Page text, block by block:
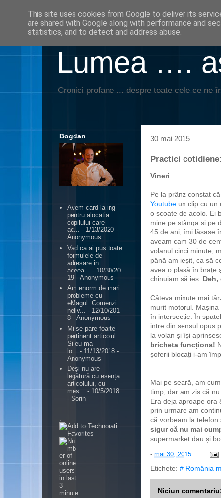
Lumea ….
Cronici profane ... despre toate cele ce ne
30 mai 2015
Practici
Vineri
Pe la prânz constat
Youtube un clip cu un
o scoate de acolo. Ei
mine pe stânga și pe
45 de ani, îmi lăsase
aveam cam 30 de
volanul cinci minute,
până am ieșit, ca să
avea o plasă în brațe
chinuiam să ies. Deh,
Câteva minute mai
murit motorul.
în intersecție. În
intre din sensul opus
la volan și își
bricheta funcționa!
șoferii blocați i-am
Mai pe seară, am
timp, dar am zis că
Era deja aproape ora
prin urmare am
că vorbeam la
sigur că nu mai
supermarket dau și
- mai 30, 2015
Etichete: # România
Niciun
Bogdan
Avem card la ing
pentru alocatia
copilului care
ac... - 1/13/2020 -
Anonymous
Vad ca ai pus toate
formulele de
adresare in
aceea...
- 10/30/20
19 - Anonymous
Am enorm de mari
probleme cu
eMagul. Comenzi
neliv... - 12/10/201
8 - Anonymous
Mi se pare foarte
pertinent articolul.
Si eu ma
lo...
- 11/13/2018 -
Anonymous
Deși nu are
legătură cu esența
articolului, cu
mes... - 10/5/2018
- Sorin
This site uses cookies from Google to deliver its
are shared with Google along with performance and
statistics, and to detect and address abuse.